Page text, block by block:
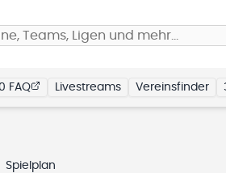
Teams, Ligen und mehr…
FAQ Livestreams Vereinsfinder
Spielplan